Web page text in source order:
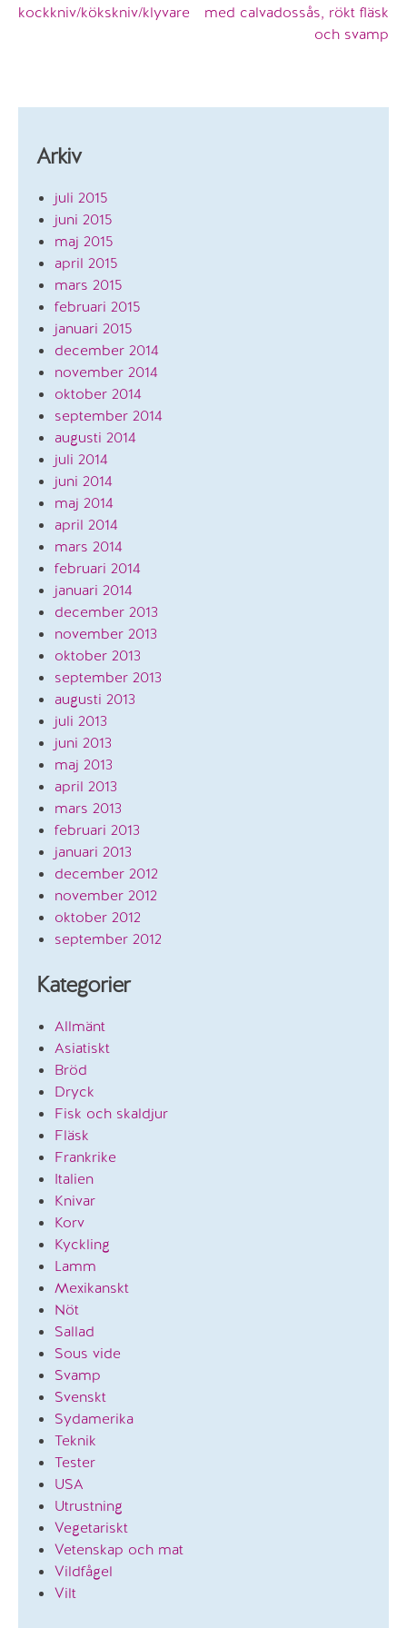
kockkniv/kökskniv/klyvare
med calvadossås, rökt fläsk
och svamp
Arkiv
juli 2015
juni 2015
maj 2015
april 2015
mars 2015
februari 2015
januari 2015
december 2014
november 2014
oktober 2014
september 2014
augusti 2014
juli 2014
juni 2014
maj 2014
april 2014
mars 2014
februari 2014
januari 2014
december 2013
november 2013
oktober 2013
september 2013
augusti 2013
juli 2013
juni 2013
maj 2013
april 2013
mars 2013
februari 2013
januari 2013
december 2012
november 2012
oktober 2012
september 2012
Kategorier
Allmänt
Asiatiskt
Bröd
Dryck
Fisk och skaldjur
Fläsk
Frankrike
Italien
Knivar
Korv
Kyckling
Lamm
Mexikanskt
Nöt
Sallad
Sous vide
Svamp
Svenskt
Sydamerika
Teknik
Tester
USA
Utrustning
Vegetariskt
Vetenskap och mat
Vildfågel
Vilt